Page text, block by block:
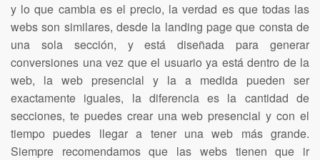
y lo que cambia es el precio, la verdad es que todas las
webs son similares, desde la landing page que consta de
una sola sección, y está diseñada para generar
conversiones una vez que el usuario ya está dentro de la
web, la web presencial y la a medida pueden ser
exactamente iguales, la diferencia es la cantidad de
secciones, te puedes crear una web presencial y con el
tiempo puedes llegar a tener una web más grande.
Siempre recomendamos que las webs tienen que ir